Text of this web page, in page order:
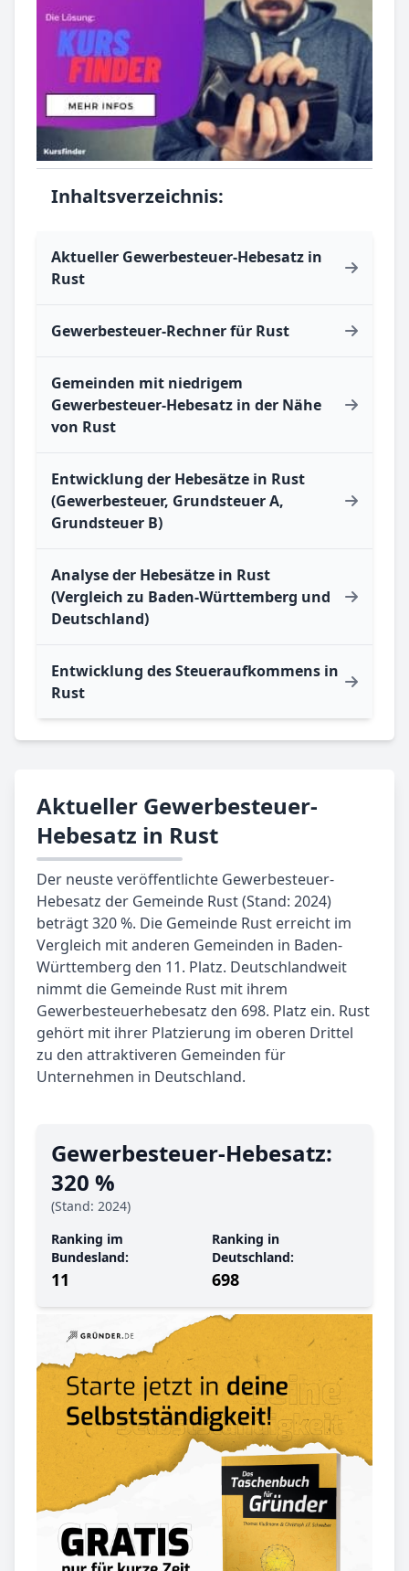
Inhaltsverzeichnis:
Aktueller Gewerbesteuer-Hebesatz in
Rust
Gewerbesteuer-Rechner für Rust
Gemeinden mit niedrigem
Gewerbesteuer-Hebesatz in der Nähe
von Rust
Entwicklung der Hebesätze in Rust
(Gewerbesteuer, Grundsteuer A,
Grundsteuer B)
Analyse der Hebesätze in Rust
(Vergleich zu Baden-Württemberg und
Deutschland)
Entwicklung des Steueraufkommens in
Rust
Aktueller Gewerbesteuer-
Hebesatz in Rust
Der neuste veröffentlichte Gewerbesteuer-
Hebesatz der Gemeinde Rust (Stand: 2024)
beträgt 320 %. Die Gemeinde Rust erreicht im
Vergleich mit anderen Gemeinden in Baden-
Württemberg den 11. Platz. Deutschlandweit
nimmt die Gemeinde Rust mit ihrem
Gewerbesteuerhebesatz den 698. Platz ein. Rust
gehört mit ihrer Platzierung im oberen Drittel
zu den attraktiveren Gemeinden für
Unternehmen in Deutschland.
Gewerbe­steuer-Hebe­satz:
320 %
(Stand: 2024)
Ranking im
Bundesland:
11
Ranking in
Deutschland:
698